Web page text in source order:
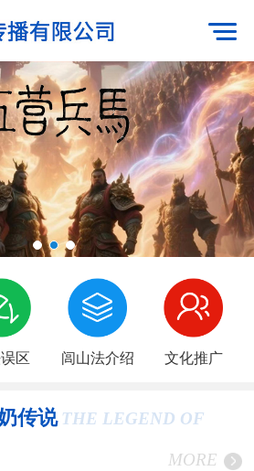
区 闾山法介绍 文化推广
传说 THE LEGEND OF
MORE